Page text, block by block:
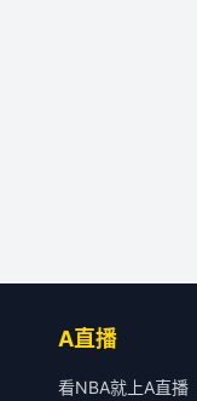
A直播
看NBA就上A直播